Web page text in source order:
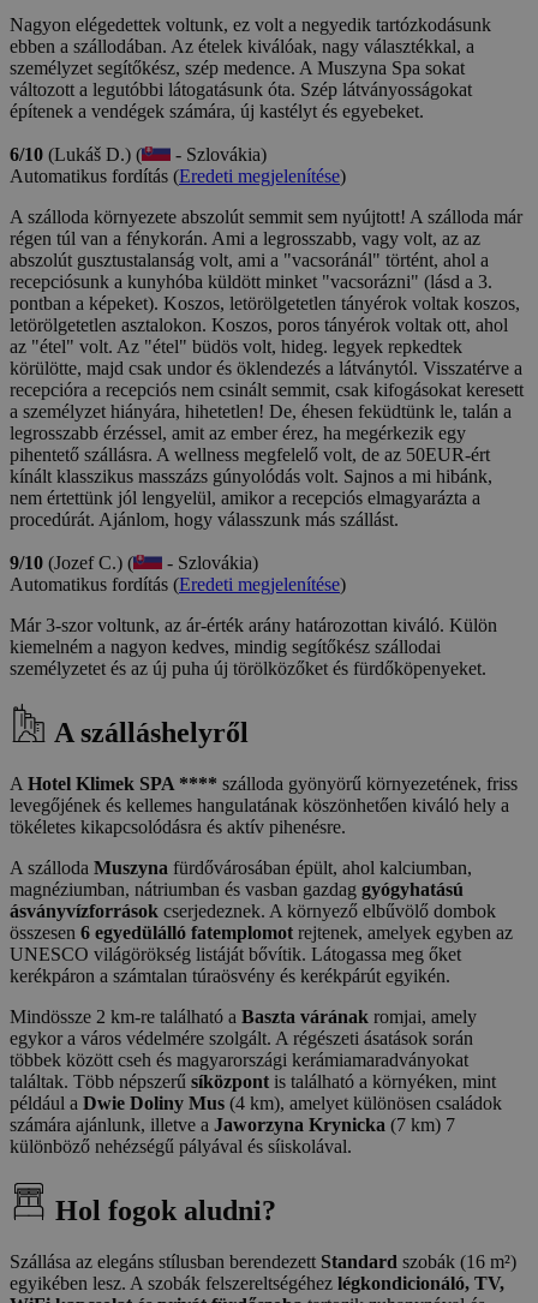
Nagyon elégedettek voltunk, ez volt a negyedik tartózkodásunk
ebben a szállodában. Az ételek kiválóak, nagy választékkal, a
személyzet segítőkész, szép medence. A Muszyna Spa sokat
változott a legutóbbi látogatásunk óta. Szép látványosságokat
építenek a vendégek számára, új kastélyt és egyebeket.
6/10 (Lukáš D.) (
- Szlovákia)
Automatikus fordítás (Eredeti megjelenítése)
A szálloda környezete abszolút semmit sem nyújtott! A szálloda már
régen túl van a fénykorán. Ami a legrosszabb, vagy volt, az az
abszolút gusztustalanság volt, ami a "vacsoránál" történt, ahol a
recepciósunk a kunyhóba küldött minket "vacsorázni" (lásd a 3.
pontban a képeket). Koszos, letörölgetetlen tányérok voltak koszos,
letörölgetetlen asztalokon. Koszos, poros tányérok voltak ott, ahol
az "étel" volt. Az "étel" büdös volt, hideg. legyek repkedtek
körülötte, majd csak undor és öklendezés a látványtól. Visszatérve a
recepcióra a recepciós nem csinált semmit, csak kifogásokat keresett
a személyzet hiányára, hihetetlen! De, éhesen feküdtünk le, talán a
legrosszabb érzéssel, amit az ember érez, ha megérkezik egy
pihentető szállásra. A wellness megfelelő volt, de az 50EUR-ért
kínált klasszikus masszázs gúnyolódás volt. Sajnos a mi hibánk,
nem értettünk jól lengyelül, amikor a recepciós elmagyarázta a
procedúrát. Ajánlom, hogy válasszunk más szállást.
9/10 (Jozef C.) (
- Szlovákia)
Automatikus fordítás (Eredeti megjelenítése)
Már 3-szor voltunk, az ár-érték arány határozottan kiváló. Külön
kiemelném a nagyon kedves, mindig segítőkész szállodai
személyzetet és az új puha új törölközőket és fürdőköpenyeket.
A szálláshelyről
A Hotel Klimek SPA **** szálloda gyönyörű környezetének, friss
levegőjének és kellemes hangulatának köszönhetően kiváló hely a
tökéletes kikapcsolódásra és aktív pihenésre.
A szálloda Muszyna fürdővárosában épült, ahol kalciumban,
magnéziumban, nátriumban és vasban gazdag gyógyhatású
ásványvízforrások cserjedeznek. A környező elbűvölő dombok
összesen 6 egyedülálló fatemplomot rejtenek, amelyek egyben az
UNESCO világörökség listáját bővítik. Látogassa meg őket
kerékpáron a számtalan túraösvény és kerékpárút egyikén.
Mindössze 2 km-re található a Baszta várának romjai, amely
egykor a város védelmére szolgált. A régészeti ásatások során
többek között cseh és magyarországi kerámiamaradványokat
találtak. Több népszerű síközpont is található a környéken, mint
például a Dwie Doliny Mus (4 km), amelyet különösen családok
számára ajánlunk, illetve a Jaworzyna Krynicka (7 km) 7
különböző nehézségű pályával és síiskolával.
Hol fogok aludni?
Szállása az elegáns stílusban berendezett Standard szobák (16 m²)
egyikében lesz. A szobák felszereltségéhez légkondicionáló, TV,